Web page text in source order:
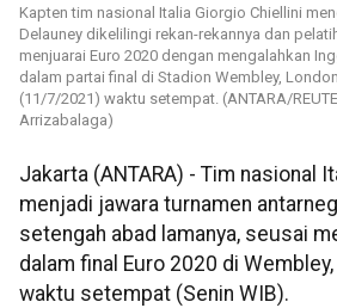
Kapten tim nasional Italia Giorgio Chiellini
Delauney dikelilingi rekan-rekannya dan
menjuarai Euro 2020 dengan mengalahkan
dalam partai final di Stadion Wembley,
(11/7/2021) waktu setempat. (ANTARA/
Arrizabalaga)
Jakarta (ANTARA) - Tim nasional
menjadi jawara turnamen
setengah abad lamanya, seusai
dalam final Euro 2020 di
waktu setempat (Senin WIB).